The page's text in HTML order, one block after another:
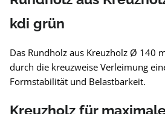
kdi grün
Das Rundholz aus Kreuzholz Ø 140
durch die kreuzweise Verleimung
Formstabilität und Belastbarkeit.
Kreuzholz für